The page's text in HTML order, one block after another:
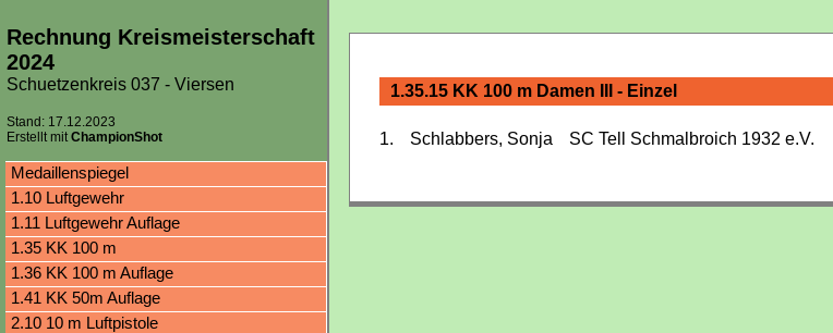
Rechnung Kreismeisterschaft
2024
Schuetzenkreis 037 - Viersen
Stand: 17.12.2023
Erstellt mitChampionShot
Medaillenspiegel
1.10 Luftgewehr
1.11 Luftgewehr Auflage
1.35 KK 100 m
1.36 KK 100 m Auflage
1.41 KK 50m Auflage
2.10 10 m Luftpistole
1.35.15 KK 100 m Damen III - Einzel
1. Schlabbers, Sonja SC Tell Schmalbroich 1932 e.V.